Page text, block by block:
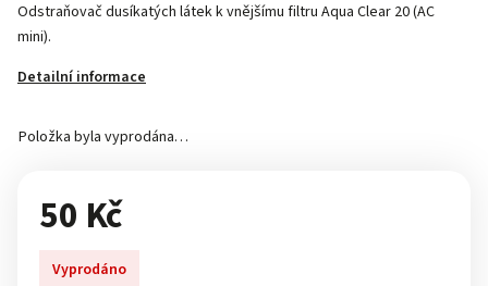
Odstraňovač dusíkatých látek k vnějšímu filtru Aqua Clear 20 (AC
mini).
Detailní informace
Položka byla vyprodána…
50 Kč
Vyprodáno